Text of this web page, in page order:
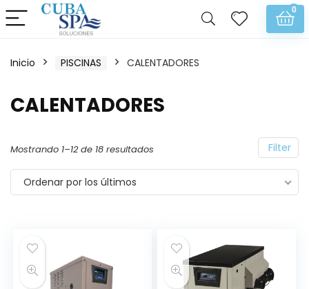
0
Inicio PISCINAS CALENTADORES
CALENTADORES
Filter
Mostrando 1–12 de 18 resultados
Ordenar por los últimos